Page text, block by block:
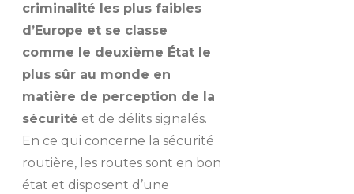
criminalité les plus faibles
d’Europe et se classe
comme le deuxième État le
plus sûr au monde en
matière de perception de la
sécurité et de délits signalés.
En ce qui concerne la sécurité
routière, les routes sont en bon
état et disposent d’une